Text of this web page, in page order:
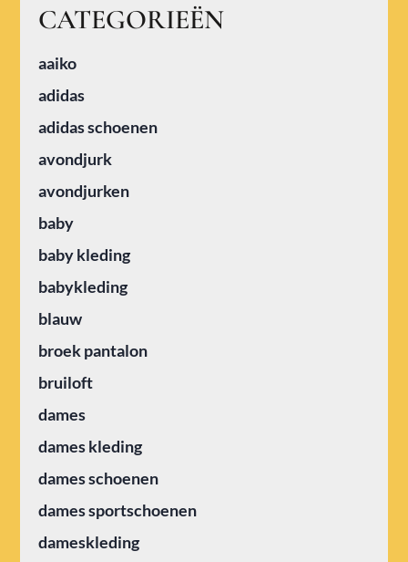
CATEGORIEËN
aaiko
adidas
adidas schoenen
avondjurk
avondjurken
baby
baby kleding
babykleding
blauw
broek pantalon
bruiloft
dames
dames kleding
dames schoenen
dames sportschoenen
dameskleding